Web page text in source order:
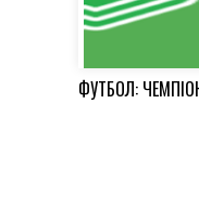
ФУТБОЛ: